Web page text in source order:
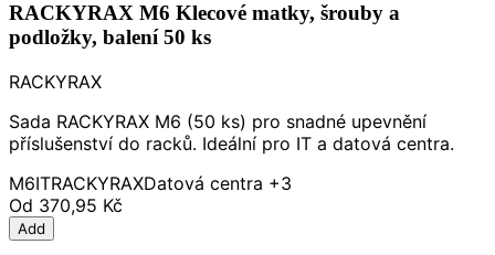
RACKYRAX M6 Klecové matky, šrouby a
podložky, balení 50 ks
RACKYRAX
Sada RACKYRAX M6 (50 ks) pro snadné upevnění
příslušenství do racků. Ideální pro IT a datová centra.
M6ITRACKYRAXDatová centra +3
Od 370,95 Kč
Add